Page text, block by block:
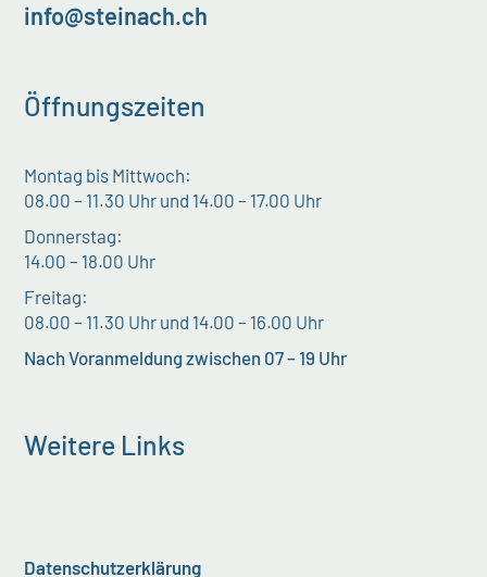
info@steinach.ch
Öffnungszeiten
Montag bis Mittwoch:
08.00 – 11.30 Uhr und 14.00 – 17.00 Uhr
Donnerstag:
14.00 – 18.00 Uhr
Freitag:
08.00 – 11.30 Uhr und 14.00 – 16.00 Uhr
Nach Voranmeldung zwischen 07 – 19 Uhr
Weitere Links
Datenschutzerklärung